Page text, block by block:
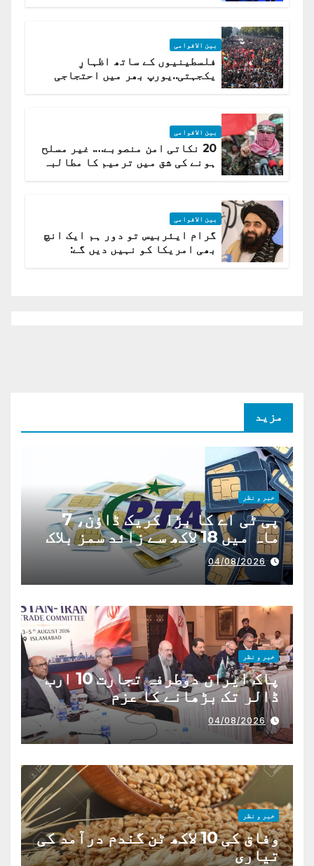
بین الاقوامی
فلسطینیوں کے ساتھ اظہارِ
یکجہتی..یورپ بھر میں احتجاجی
بین الاقوامی
20 نکاتی امن منصوبے…. غیر مسلح
ہونے کی شق میں ترمیم کا مطالبہ
بین الاقوامی
گرام ایئربیس تو دور ہم ایک انچ
بھی امریکا کو نہیں دیں گے:
مزید
خبر و نظر
پی ٹی اے کا بڑا کریک ڈاؤن، 7
ماہ میں 18 لاکھ سے زائد سمز بلاک
04/08/2026
خبر و نظر
پاک ایران دوطرفہ تجارت 10 ارب
ڈالر تک بڑھانے کا عزم
04/08/2026
خبر و نظر
وفاق کی 10 لاکھ ٹن گندم درآمد کی
تیاری